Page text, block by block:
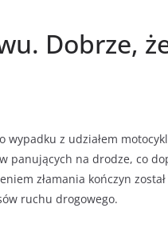
Dobrze,
wypadku z udziałem
panujących na drodze, co
złamania kończyn
ruchu drogowego.